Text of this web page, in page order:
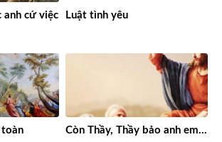
anh cứ việc
Luật tình yêu
toàn Còn Thầy, Thầy bảo anh em…